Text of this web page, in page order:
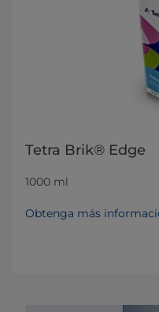
Tetra Brik® Edge
1000 ml
Obtenga más